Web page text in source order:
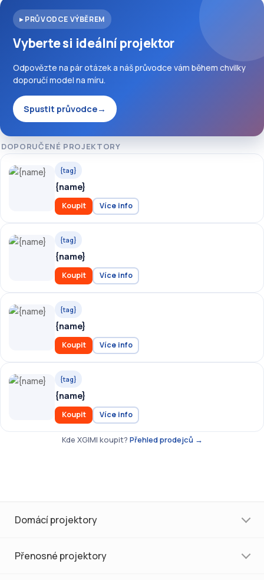
▸ PRŮVODCE VÝBĚREM
Vyberte si ideální projektor
Odpovězte na pár otázek a náš průvodce vám během chvilky
doporučí model na míru.
Spustit průvodce→
DOPORUČENÉ PROJEKTORY
{tag}
{name}
Koupit Více info
{tag}
{name}
Koupit Více info
{tag}
{name}
Koupit Více info
{tag}
{name}
Koupit Více info
Kde XGIMI koupit? Přehled prodejců →
Domácí projektory
Přenosné projektory